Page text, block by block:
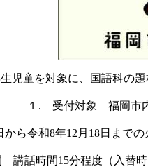
児童を対象に、国語科の
１. 受付対象 福岡市
令和8年12月18日までの
話時間15分程度（入替時